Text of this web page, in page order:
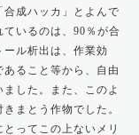
成ハッカ」とよんで
いるのは、90％が合
ル析出は、作業効
ること等から、自由
した。また、このよ
まとう作物でした。
ってこの上ないメリ